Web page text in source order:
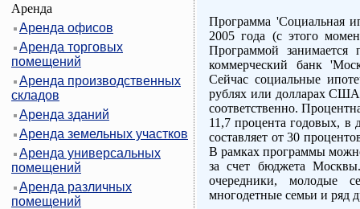
Аренда
Аренда офисов
Аренда торговых
помещений
Аренда производственных
складов
Аренда зданий
Аренда земельных участков
Аренда универсальных
помещений
Аренда различных
помещений
Программа 'Социальная
2005 года (с этого
Программой занимается
коммерческий банк
Сейчас социальные
рублях или долларах США
соответственно.
11,7 процента годовых, в
составляет от 30
В рамках программы
за счет бюджета Москвы.
очередники, молодые
многодетные семьи и ряд